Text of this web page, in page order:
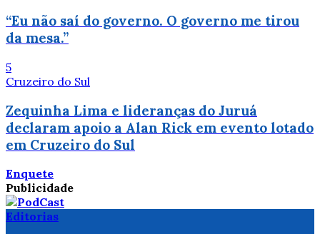
“Eu não saí do governo. O governo me tirou
da mesa.”
5
Cruzeiro do Sul
Zequinha Lima e lideranças do Juruá
declaram apoio a Alan Rick em evento lotado
em Cruzeiro do Sul
Enquete
Publicidade
Editorias